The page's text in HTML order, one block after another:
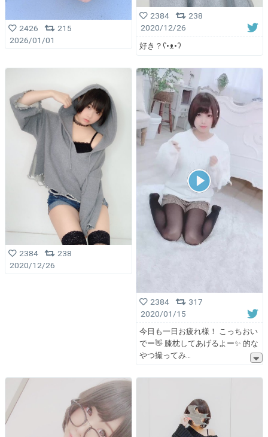
2426
215
2026/01/01
2384
238
2020/12/26
好き？ʕ•ᴥ•ʔ
2384
238
2020/12/26
2384
317
2020/01/15
今日も一日お疲れ様！ こっちおい
でー👋 膝枕してあげるよー✨ 的な
やつ撮ってみ